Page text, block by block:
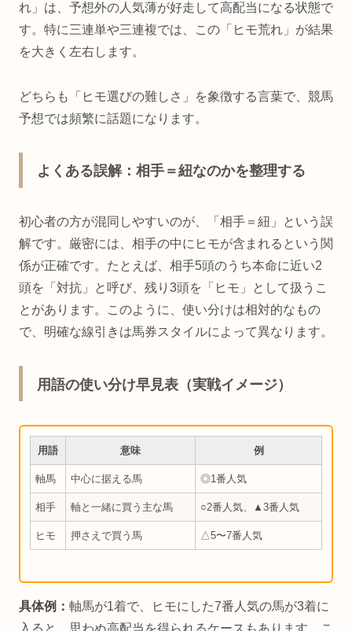
れ」は、予想外の人気薄が好走して高配当になる状態で
す。特に三連単や三連複では、この「ヒモ荒れ」が結果
を大きく左右します。
どちらも「ヒモ選びの難しさ」を象徴する言葉で、競馬
予想では頻繁に話題になります。
よくある誤解：相手＝紐なのかを整理する
初心者の方が混同しやすいのが、「相手＝紐」という誤
解です。厳密には、相手の中にヒモが含まれるという関
係が正確です。たとえば、相手5頭のうち本命に近い2
頭を「対抗」と呼び、残り3頭を「ヒモ」として扱うこ
とがあります。このように、使い分けは相対的なもの
で、明確な線引きは馬券スタイルによって異なります。
用語の使い分け早見表（実戦イメージ）
用語 意味 例
軸馬 中心に据える馬 ◎1番人気
相手 軸と一緒に買う主な馬 ○2番人気、▲3番人気
ヒモ 押さえで買う馬 △5〜7番人気
具体例： 軸馬が1着で、ヒモにした7番人気の馬が3着に